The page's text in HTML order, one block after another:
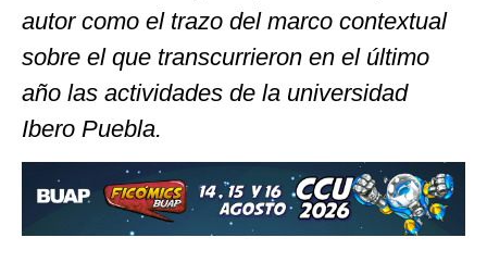
autor como el trazo del marco contextual
sobre el que transcurrieron en el último
año las actividades de la universidad
Ibero Puebla.